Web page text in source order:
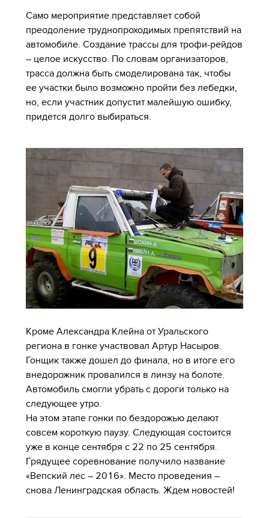
Само мероприятие представляет собой
преодоление труднопроходимых препятствий на
автомобиле. Создание трассы для трофи-рейдов
– целое искусство. По словам организаторов,
трасса должна быть смоделирована так, чтобы
ее участки было возможно пройти без лебедки,
но, если участник допустит малейшую ошибку,
придется долго выбираться.
Кроме Александра Клейна от Уральского
региона в гонке участвовал Артур Насыров.
Гонщик также дошел до финала, но в итоге его
внедорожник провалился в линзу на болоте.
Автомобиль смогли убрать с дороги только на
следующее утро.
На этом этапе гонки по бездорожью делают
совсем короткую паузу. Следующая состоится
уже в конце сентября с 22 по 25 сентября.
Грядущее соревнование получило название
«Вепский лес – 2016». Место проведения –
снова Ленинградская область. Ждем новостей!